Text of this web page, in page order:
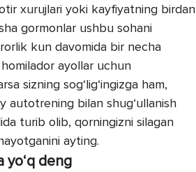
xurujlari yoki kayfiyatning birdan
gormonlar ushbu sohani
kun davomida bir necha
ayollar uchun
sizning sog‘lig‘ingizga ham,
autotrening bilan shug‘ullanish
turib olib, qorningizni silagan
ayting.
yo‘q deng